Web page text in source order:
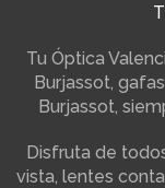
Tu Óptica
Burjassot,
Burjassot,
Disfruta de
vista, lentes